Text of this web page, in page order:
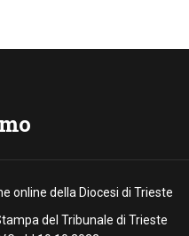
online della Diocesi di Trieste
del Tribunale di Trieste